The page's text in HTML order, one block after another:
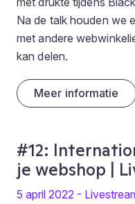
Na de talk houden we
met andere
kan delen.
Meer informatie
#12:
je webshop |
5 april 2022 -